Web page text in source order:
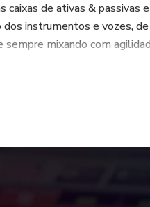
caixas de ativas & passivas
instrumentos e vozes,
mixando com
de áudio, não se